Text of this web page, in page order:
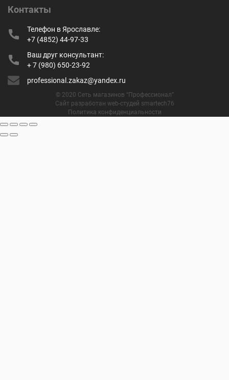
Контакты
Телефон в Ярославле:
+7 (4852) 44-97-33
Ваш друг консультант:
+ 7 (980) 650-23-92
professional.zakaz@yandex.ru
© 2020 Сеть магазинов “Профессионал”
Сайт разработан web-студей smartech76
Политика конфиденциальности